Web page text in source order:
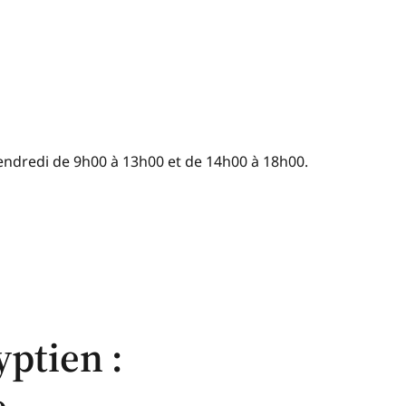
de 9h00 à 13h00 et de 14h00 à 18h00.
: